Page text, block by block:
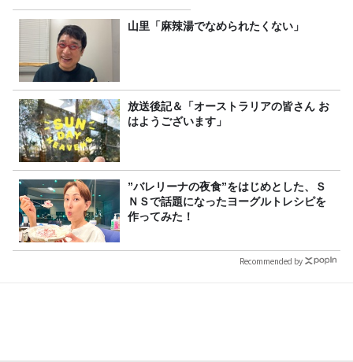
山里「麻辣湯でなめられたくない」
放送後記＆「オーストラリアの皆さん お
はようございます」
”バレリーナの夜食”をはじめとした、Ｓ
ＮＳで話題になったヨーグルトレシピを
作ってみた！
Recommended by